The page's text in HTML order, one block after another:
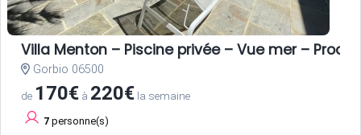
Villa Menton – Piscine privée – Vue mer –
Gorbio 06500
de 170€ à 220€ la semaine
7 personne(s)